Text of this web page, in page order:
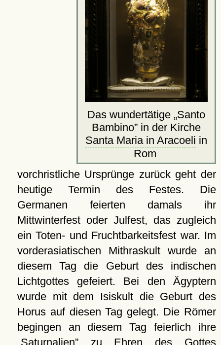
Das wundertätige Santo
Bambino in der Kirche
Santa Maria in Aracoeli in
Rom
vorchristliche Ursprünge zurück geht der
heutige Termin des Festes. Die
Germanen feierten damals ihr
Mittwinterfest oder Julfest, das zugleich
ein Toten- und Fruchtbarkeitsfest war. Im
vorderasiatischen Mithraskult wurde an
diesem Tag die Geburt des indischen
Lichtgottes gefeiert. Bei den Ägyptern
wurde mit dem Isiskult die Geburt des
Horus auf diesen Tag gelegt. Die Römer
begingen an diesem Tag feierlich ihre
Saturnalien zu Ehren des Gottes